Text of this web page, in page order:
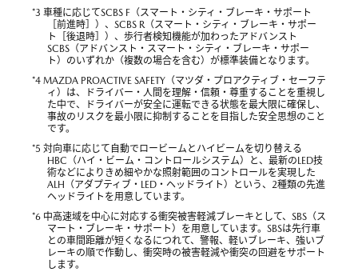
*3 車種に応じてSCBS F（スマート・シティ・ブレーキ・サポート
［前進時］）、SCBS R（スマート・シティ・ブレーキ・サポー
ト［後退時］）、歩行者検知機能が加わったアドバンスト
SCBS（アドバンスト・スマート・シティ・ブレーキ・サポー
ト）のいずれか（複数の場合を含む）が標準装備となります。
*4 MAZDA PROACTIVE SAFETY（マツダ・プロアクティブ・セーフテ
ィ）は、ドライバー・人間を理解・信頼・尊重することを重視し
た中で、ドライバーが安全に運転できる状態を最大限に確保し、
事故のリスクを最小限に抑制することを目指した安全思想のこと
です。
*5 対向車に応じて自動でロービームとハイビームを切り替える
HBC（ハイ・ビーム・コントロールシステム）と、最新のLED技
術などによりきめ細やかな照射範囲のコントロールを実現した
ALH（アダプティブ・LED・ヘッドライト）という、2種類の先進
ヘッドライトを用意しています。
*6 中高速域を中心に対応する衝突被害軽減ブレーキとして、SBS（ス
マート・ブレーキ・サポート）を用意しています。SBSは先行車
との車間距離が短くなるにつれて、警報、軽いブレーキ、強いブ
レーキの順で作動し、衝突時の被害軽減や衝突の回避をサポート
します。